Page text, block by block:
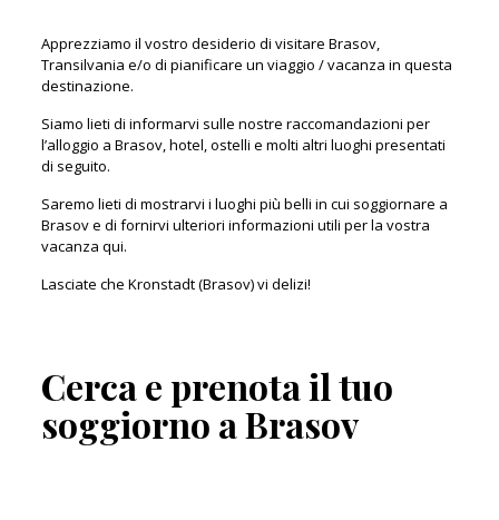
Apprezziamo il vostro desiderio di visitare Brasov,
Transilvania e/o di pianificare un viaggio / vacanza in questa
destinazione.
Siamo lieti di informarvi sulle nostre raccomandazioni per
l’alloggio a Brasov, hotel, ostelli e molti altri luoghi presentati
di seguito.
Saremo lieti di mostrarvi i luoghi più belli in cui soggiornare a
Brasov e di fornirvi ulteriori informazioni utili per la vostra
vacanza qui.
Lasciate che Kronstadt (Brasov) vi delizi!
Cerca e prenota il tuo
soggiorno a Brasov